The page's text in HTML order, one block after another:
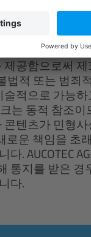
AG는 콘
콘텐츠의 링
제공함으로써
법적 또는 범죄
술적으로 가능
는 동적 참조
콘텐츠가 민형
로운 책임을
. AUCOTEC
통지를 받은
다.